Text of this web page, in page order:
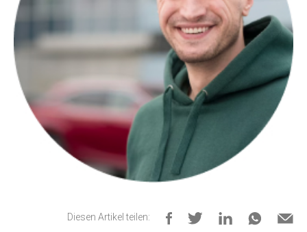
Diesen Artikel teilen: